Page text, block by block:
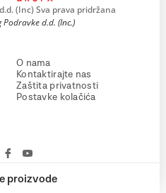
proizvode
(Inc) Sva prava pridržana
d.d. (Inc.)
O nama
Kontaktirajte nas
Zaštita privatnosti
Postavke kolačića